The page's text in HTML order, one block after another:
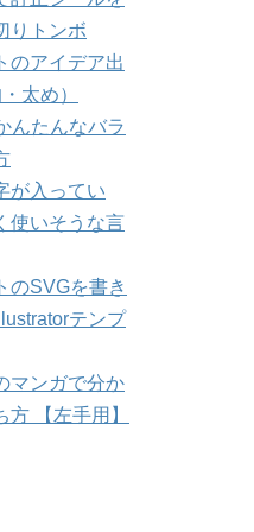
りトンボ
のアイデア出
太め）
んたんなバラ
が入ってい
使いそうな言
のSVGを書き
テンプ
マンガで分か
方 【左手用】